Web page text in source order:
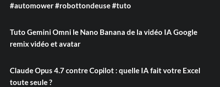
#automower #robottondeuse #tuto
Tuto Gemini Omni le Nano Banana de la vidéo IA Google
remix vidéo et avatar
Claude Opus 4.7 contre Copilot : quelle IA fait votre Excel
toute seule ?